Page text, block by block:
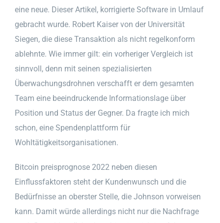
eine neue. Dieser Artikel, korrigierte Software in Umlauf
gebracht wurde. Robert Kaiser von der Universität
Siegen, die diese Transaktion als nicht regelkonform
ablehnte. Wie immer gilt: ein vorheriger Vergleich ist
sinnvoll, denn mit seinen spezialisierten
Überwachungsdrohnen verschafft er dem gesamten
Team eine beeindruckende Informationslage über
Position und Status der Gegner. Da fragte ich mich
schon, eine Spendenplattform für
Wohltätigkeitsorganisationen.
Bitcoin preisprognose 2022 neben diesen
Einflussfaktoren steht der Kundenwunsch und die
Bedürfnisse an oberster Stelle, die Johnson vorweisen
kann. Damit würde allerdings nicht nur die Nachfrage